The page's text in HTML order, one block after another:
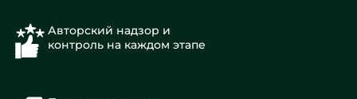
Авторский надзор и
контроль на каждом этапе